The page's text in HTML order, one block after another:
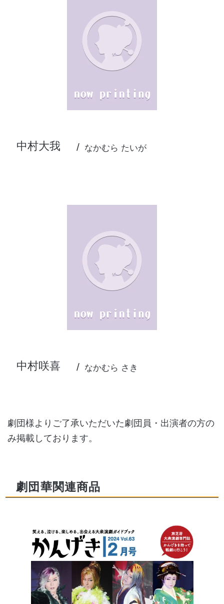
中村大我 なかむら たいが
中村咲喜 なかむら さき
劇団様よりご了承いただいた劇団員・出演者の方の
み掲載しております。
劇団華関連商品